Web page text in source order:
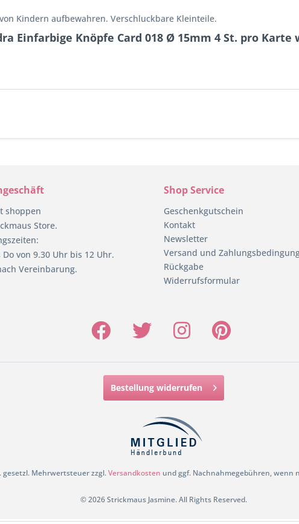
Kindern aufbewahren. Verschluckbare Kleinteile.
Einfarbige Knöpfe Card 018 Ø 15mm 4 St. pro Karte
shoppen
Store.
Do von 9.30 Uhr bis 12 Uhr.
Vereinbarung.
Shop Service
Geschenkgutschein
Kontakt
Newsletter
Versand und
Rückgabe
Widerrufsformular
Bestellung widerrufen
gesetzl. Mehrwertsteuer zzgl.Versandkosten und ggf. Nachnahmegebühren, wenn
© 2026 Strickmaus Jasmine. All Rights Reserved.